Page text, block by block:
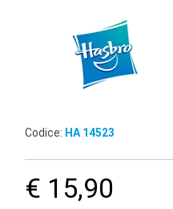
Codice: HA 14523
€ 15,90